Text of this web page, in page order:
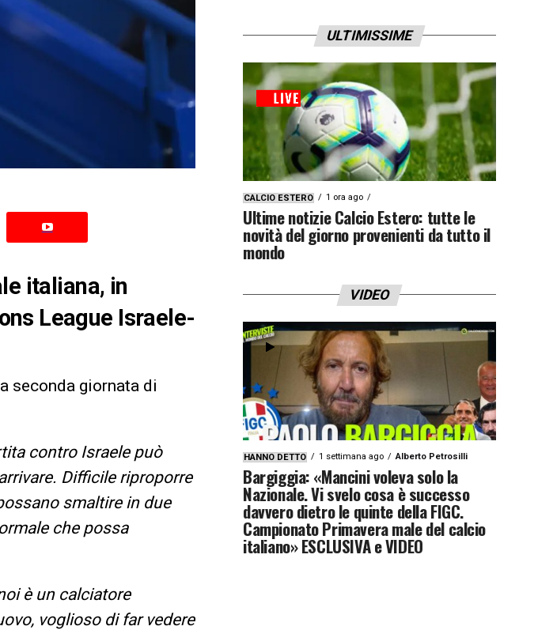
italiana, in
League Israele-
seconda giornata di
contro Israele può
. Difficile riproporre
smaltire in due
che possa
è un calciatore
voglioso di far vedere
ULTIMISSIME
CALCIO ESTERO 1 ora ago
Ultime notizie Calcio Estero: tutte le
novità del giorno provenienti da tutto il
mondo
VIDEO
HANNO DETTO 1 settimana ago Alberto Petrosilli
Bargiggia: «Mancini voleva solo la
Nazionale. Vi svelo cosa è successo
davvero dietro le quinte della FIGC.
Campionato Primavera male del calcio
italiano» ESCLUSIVA e VIDEO